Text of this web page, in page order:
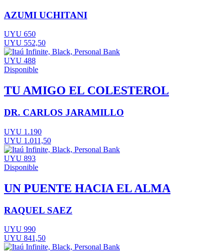
AZUMI UCHITANI
UYU 650
UYU 552,50
UYU 488
Disponible
TU AMIGO EL COLESTEROL
DR. CARLOS JARAMILLO
UYU 1.190
UYU 1.011,50
UYU 893
Disponible
UN PUENTE HACIA EL ALMA
RAQUEL SAEZ
UYU 990
UYU 841,50